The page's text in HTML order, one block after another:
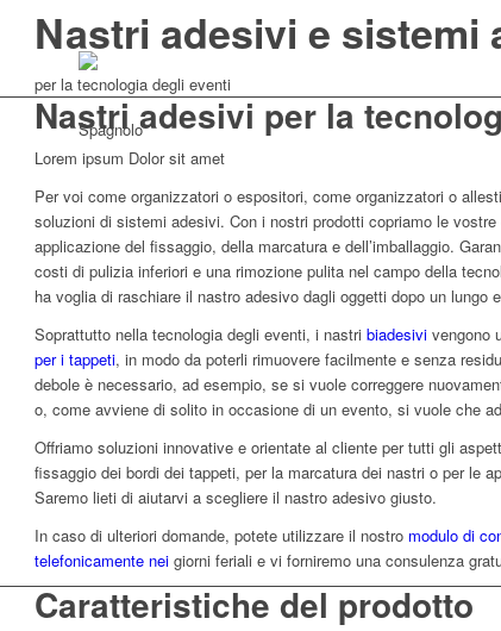
Nastri adesivi e sistemi
per la tecnologia degli eventi
Nastri adesivi per la
Lorem ipsum Dolor sit amet
Per voi come organizzatori o espositori, come organizzatori o
soluzioni di sistemi adesivi. Con i nostri prodotti copriamo le vostre
applicazione del fissaggio, della marcatura e dell’imballaggio.
costi di pulizia inferiori e una rimozione pulita nel campo della
ha voglia di raschiare il nastro adesivo dagli oggetti dopo un lungo
Soprattutto nella tecnologia degli eventi, i nastri biadesivi vengono
per i tappeti, in modo da poterli rimuovere facilmente e senza
debole è necessario, ad esempio, se si vuole correggere
o, come avviene di solito in occasione di un evento, si vuole che
Offriamo soluzioni innovative e orientate al cliente per tutti gli
fissaggio dei bordi dei tappeti, per la marcatura dei nastri o per le
Saremo lieti di aiutarvi a scegliere il nastro adesivo giusto.
In caso di ulteriori domande, potete utilizzare il nostro modulo di
telefonicamente nei giorni feriali e vi forniremo una consulenza
Caratteristiche del prodotto